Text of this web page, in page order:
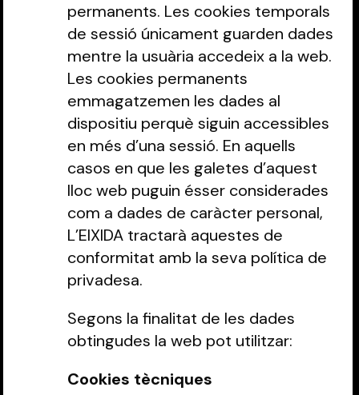
permanents. Les cookies temporals
de sessió únicament guarden dades
mentre la usuària accedeix a la web.
Les cookies permanents
emmagatzemen les dades al
dispositiu perquè siguin accessibles
en més d’una sessió. En aquells
casos en que les galetes d’aquest
lloc web puguin ésser considerades
com a dades de caràcter personal,
L’EIXIDA tractarà aquestes de
conformitat amb la seva política de
privadesa.
Segons la finalitat de les dades
obtingudes la web pot utilitzar:
‍Cookies tècniques